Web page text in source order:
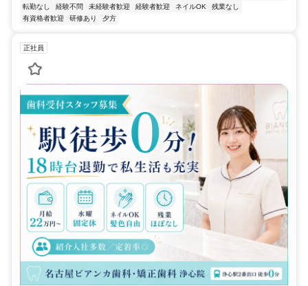
転勤なし
経験不問 未経験者歓迎 経験者歓迎 ネイルOK
残業なし
有資格者歓迎
研修あり 夕方
正社員